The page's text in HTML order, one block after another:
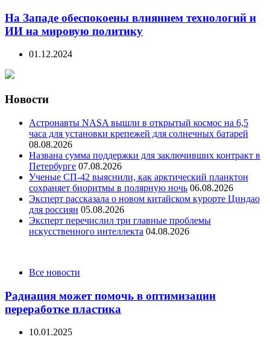
На Западе обеспокоены влиянием технологий и
ИИ на мировую политику
01.12.2024
Новости
Астронавты NASA вышли в открытый космос на 6,5
часа для установки крепежей для солнечных батарей
08.08.2026
Названа сумма поддержки для заключивших контракт в
Петербурге 07.08.2026
Ученые СП-42 выяснили, как арктический планктон
сохраняет биоритмы в полярную ночь 06.08.2026
Эксперт рассказала о новом китайском курорте Циндао
для россиян 05.08.2026
Эксперт перечислил три главные проблемы
искусственного интеллекта 04.08.2026
CategoriesВсе новости
Радиация может помочь в оптимизации
переработке пластика
10.01.2025